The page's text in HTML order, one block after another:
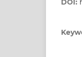
DOI: